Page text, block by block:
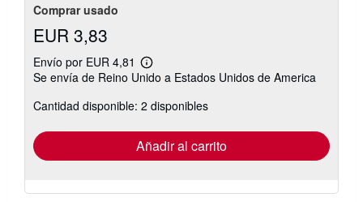
Comprar usado
EUR 3,83
Envío por EUR 4,81
Más
información
las
tarifas
envío
Se envía de Reino Unido a Estados Unidos de America
Cantidad disponible: 2 disponibles
Añadir al carrito